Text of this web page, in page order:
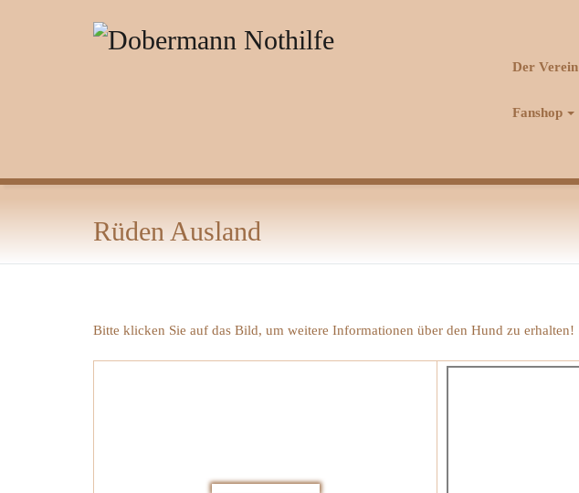
Der Verein
Fanshop
Rüden Ausland
Bitte klicken Sie auf das Bild, um weitere Informationen über den Hund zu erhalten!